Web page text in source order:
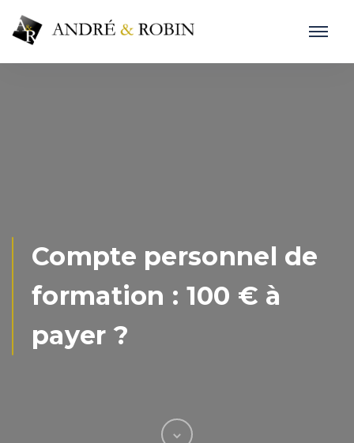
Compte personnel de
formation : 100 € à
payer ?